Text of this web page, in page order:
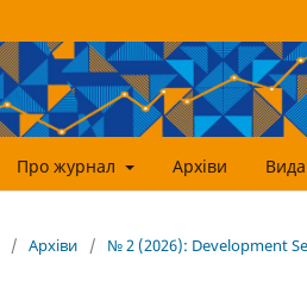
Про журнал Архіви
/ Архіви / № 2 (2026): Development